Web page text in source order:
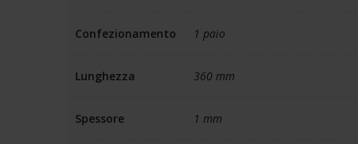
Confezionamento 1 paio
Lunghezza 360 mm
Spessore 1 mm